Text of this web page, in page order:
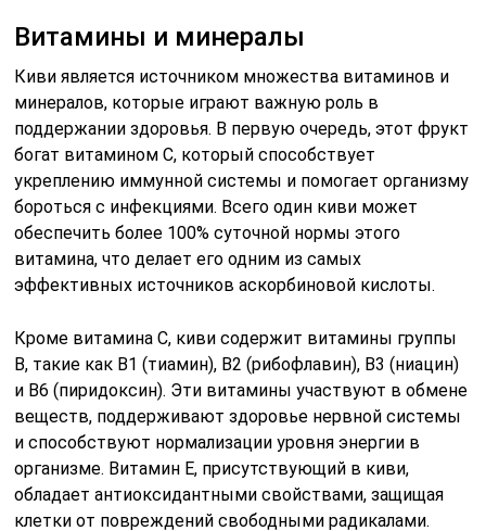
Витамины и минералы
Киви является источником множества витаминов и
минералов, которые играют важную роль в
поддержании здоровья. В первую очередь, этот фрукт
богат витамином C, который способствует
укреплению иммунной системы и помогает организму
бороться с инфекциями. Всего один киви может
обеспечить более 100% суточной нормы этого
витамина, что делает его одним из самых
эффективных источников аскорбиновой кислоты.
Кроме витамина C, киви содержит витамины группы
B, такие как B1 (тиамин), B2 (рибофлавин), B3 (ниацин)
и B6 (пиридоксин). Эти витамины участвуют в обмене
веществ, поддерживают здоровье нервной системы
и способствуют нормализации уровня энергии в
организме. Витамин E, присутствующий в киви,
обладает антиоксидантными свойствами, защищая
клетки от повреждений свободными радикалами.